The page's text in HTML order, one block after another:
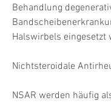
Behandlung
Halswirbels eingesetzt
Nichtsteroidale
NSAR werden häufig